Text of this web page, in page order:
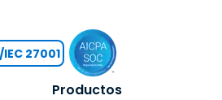
Productos
27001